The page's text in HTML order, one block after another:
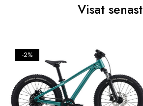
Visat senast
-2%